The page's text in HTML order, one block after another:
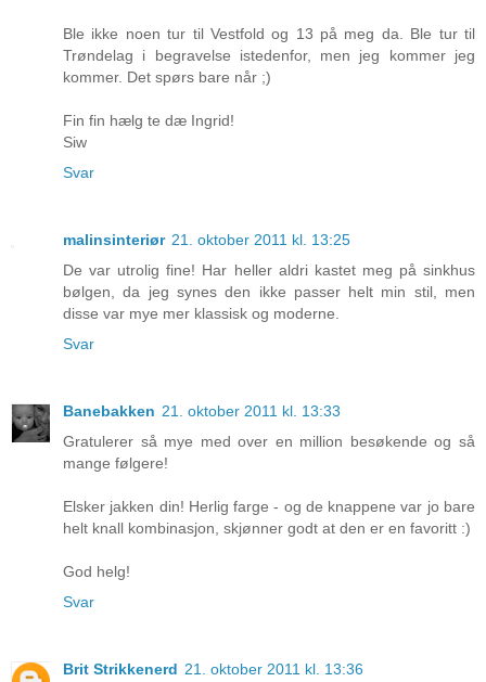
Ble ikke noen tur til Vestfold og 13 på meg da. Ble tur til
Trøndelag i begravelse istedenfor, men jeg kommer jeg
kommer. Det spørs bare når ;)
Fin fin hælg te dæ Ingrid!
Siw
Svar
malinsinteriør 21. oktober 2011 kl. 13:25
De var utrolig fine! Har heller aldri kastet meg på sinkhus
bølgen, da jeg synes den ikke passer helt min stil, men
disse var mye mer klassisk og moderne.
Svar
Banebakken 21. oktober 2011 kl. 13:33
Gratulerer så mye med over en million besøkende og så
mange følgere!
Elsker jakken din! Herlig farge - og de knappene var jo bare
helt knall kombinasjon, skjønner godt at den er en favoritt :)
God helg!
Svar
Brit Strikkenerd 21. oktober 2011 kl. 13:36